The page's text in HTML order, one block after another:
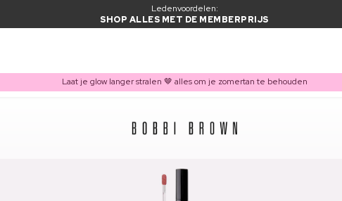
Ledenvoordelen:
SHOP ALLES MET DE MEMBERPRIJS
Laat je glow langer stralen 🤎 alles om je zomertan te behouden